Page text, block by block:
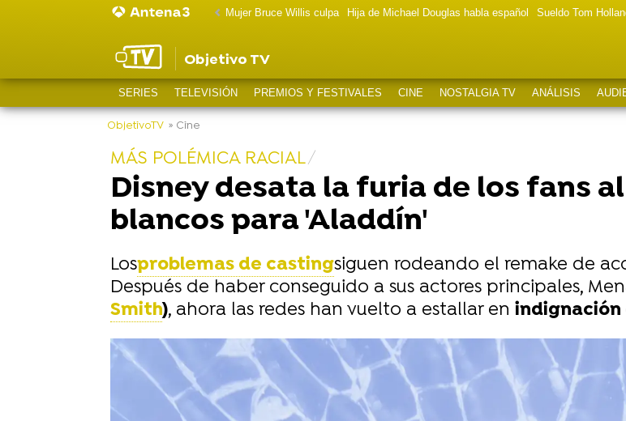
Mujer Bruce Willis culpa Hija de Michael Douglas habla español Sueldo Tom
Objetivo TV
SERIES TELEVISIÓN PREMIOS Y FESTIVALES CINE NOSTALGIA TV ANÁLISIS
ObjetivoTV » Cine
MÁS POLÉMICA RACIAL
Disney desata la furia de los fans
blancos para 'Aladdín'
Losproblemas de castingsiguen rodeando el remake de
Después de haber conseguido a sus actores principales,
Smith), ahora las redes han vuelto a estallar en indignación
-